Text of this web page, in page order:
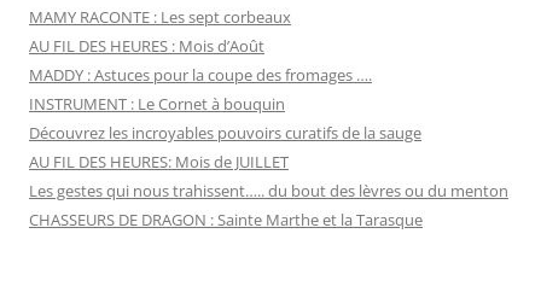
MAMY RACONTE : Les sept corbeaux
AU FIL DES HEURES : Mois d’Août
MADDY : Astuces pour la coupe des fromages ….
INSTRUMENT : Le Cornet à bouquin
Découvrez les incroyables pouvoirs curatifs de la sauge
AU FIL DES HEURES: Mois de JUILLET
Les gestes qui nous trahissent….. du bout des lèvres ou du menton
CHASSEURS DE DRAGON : Sainte Marthe et la Tarasque